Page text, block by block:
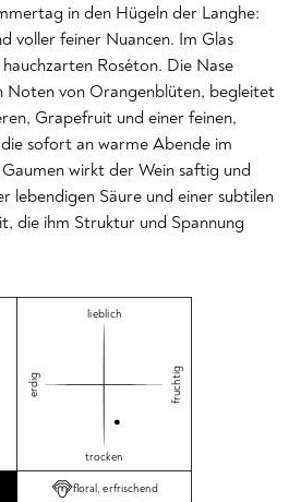
in den Hügeln der Langhe:
voller feiner Nuancen. Im Glas
Roséton. Die Nase
Noten von Orangenblüten, begleitet
Grapefruit und einer feinen,
sofort an warme Abende im
wirkt der Wein saftig und
lebendigen Säure und einer subtilen
die ihm Struktur und Spannung
lieblich
erdig fruchtig
trocken
floral, erfrischend